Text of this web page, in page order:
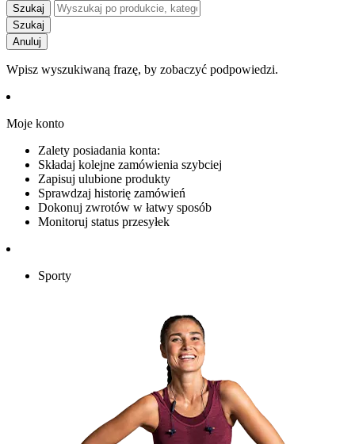
Szukaj
Szukaj
Anuluj
Wpisz wyszukiwaną frazę, by zobaczyć podpowiedzi.
Moje konto
Zalety posiadania konta:
Składaj kolejne zamówienia szybciej
Zapisuj ulubione produkty
Sprawdzaj historię zamówień
Dokonuj zwrotów w łatwy sposób
Monitoruj status przesyłek
Sporty